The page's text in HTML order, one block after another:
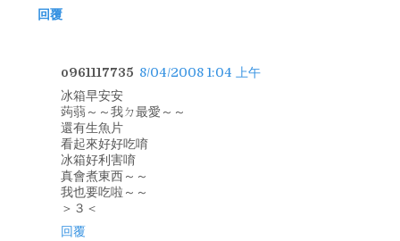
回覆
o961117735 8/04/2008 1:04 上午
冰箱早安安
蒟蒻～～我ㄉ最愛～～
還有生魚片
看起來好好吃唷
冰箱好利害唷
真會煮東西～～
我也要吃啦～～
＞３＜
回覆